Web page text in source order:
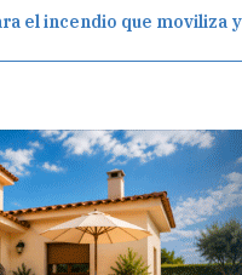
el incendio que moviliza